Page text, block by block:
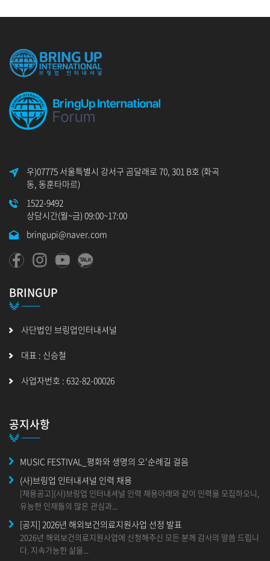
우)07775 서울특별시 강서구 곰달래로 70, 301 B호 (화곡
동, 동훈타마르)
1522-9492
상담시간(월~금) 09:00~17:00
bringupi@naver.com
BRINGUP
사단법인 브링업인터내셔널
대표 : 신승철
사업자번호 : 632-82-00026
공지사항
MUSIC FESTIVAL_평화와 생명의 오'순례길 걸음
(사)브링업 인터내셔널 인력 채용
[채용공고](사)브링업 인터내셔널 인력 채용아래와 같이 인력을 모집하오니,
유능한 인재들의 많은 관심과...
[공지] 2026년 해외보건의료지원사업 선정 발표
2026년 해외보건의료지원사업에 신청해주신 모든 분께 감사의 말씀 드립니
다. 지속가능한 삶을...